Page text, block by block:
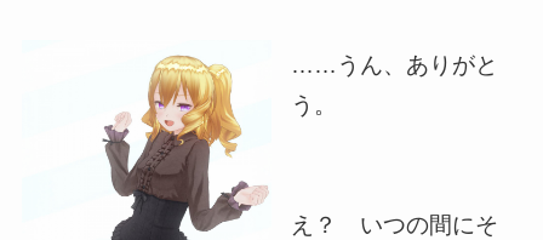
……うん、ありがと
う。
え？ いつの間にそ